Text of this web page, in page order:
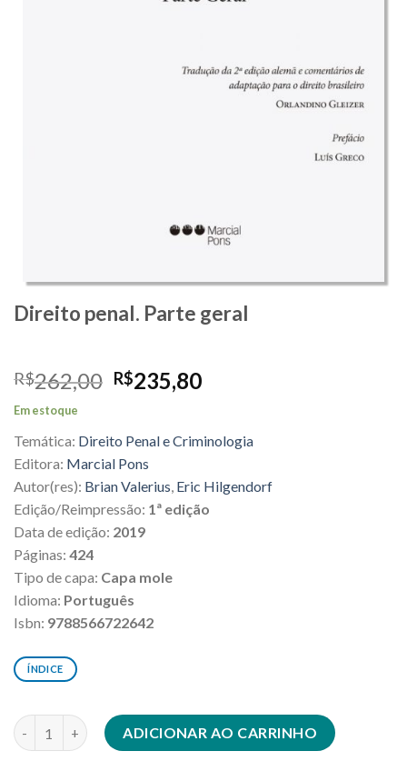
Direito penal. Parte geral
R$262,00 O
era:
R$262,00.
R$235,80O
é:
Em estoque
Temática: Direito Penal e Criminologia
Editora: Marcial Pons
Autor(res): Brian Valerius, Eric Hilgendorf
Edição/Reimpressão: 1ª edição
Data de edição: 2019
Páginas: 424
Tipo de capa: Capa mole
Idioma: Português
Isbn: 9788566722642
ÍNDICE
Direito penal. Parte geral quantidade
ADICIONAR AO CARRINHO